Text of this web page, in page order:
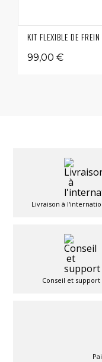
KIT FLEXIBLE DE
99,00 €
Livraison à
Conseil et support